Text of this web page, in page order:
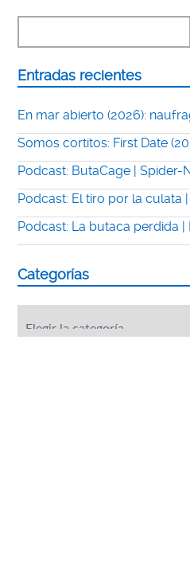
Entradas recientes
En mar abierto (2026):
Somos cortitos: First Date
Podcast: ButaCage | Spider-
Podcast: El tiro por la culata
Podcast: La butaca perdida |
Categorías